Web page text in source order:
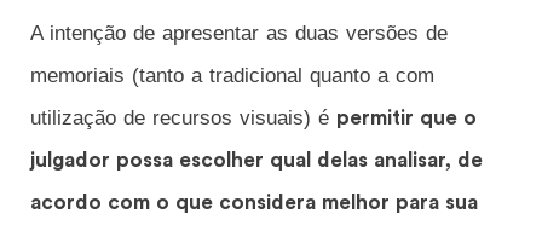
A intenção de apresentar as duas versões de
memoriais (tanto a tradicional quanto a com
utilização de recursos visuais) é permitir que o
julgador possa escolher qual delas analisar, de
acordo com o que considera melhor para sua